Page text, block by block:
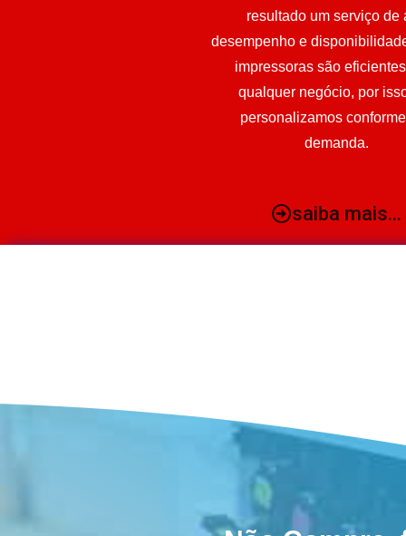
resultado um serviço de
desempenho e
impressoras são
qualquer negócio, por
personalizamos
demanda.
saiba mais...